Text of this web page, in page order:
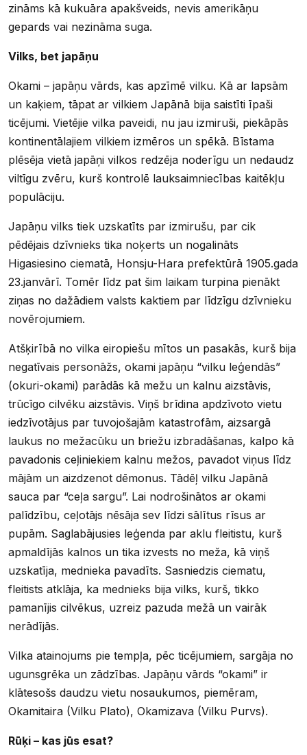
zināms kā kukuāra apakšveids, nevis amerikāņu
gepards vai nezināma suga.
Vilks, bet japāņu
Okami – japāņu vārds, kas apzīmē vilku. Kā ar lapsām
un kaķiem, tāpat ar vilkiem Japānā bija saistīti īpaši
ticējumi. Vietējie vilka paveidi, nu jau izmiruši, piekāpās
kontinentālajiem vilkiem izmēros un spēkā. Bīstama
plēsēja vietā japāņi vilkos redzēja noderīgu un nedaudz
viltīgu zvēru, kurš kontrolē lauksaimniecības kaitēkļu
populāciju.
Japāņu vilks tiek uzskatīts par izmirušu, par cik
pēdējais dzīvnieks tika noķerts un nogalināts
Higasiesino ciematā, Honsju-Hara prefektūrā 1905.gada
23.janvārī. Tomēr līdz pat šim laikam turpina pienākt
ziņas no dažādiem valsts kaktiem par līdzīgu dzīvnieku
novērojumiem.
Atšķirībā no vilka eiropiešu mītos un pasakās, kurš bija
negatīvais personāžs, okami japāņu “vilku leģendās”
(okuri-okami) parādās kā mežu un kalnu aizstāvis,
trūcīgo cilvēku aizstāvis. Viņš brīdina apdzīvoto vietu
iedzīvotājus par tuvojošajām katastrofām, aizsargā
laukus no mežacūku un briežu izbradāšanas, kalpo kā
pavadonis ceļiniekiem kalnu mežos, pavadot viņus līdz
mājām un aizdzenot dēmonus. Tādēļ vilku Japānā
sauca par “ceļa sargu”. Lai nodrošinātos ar okami
palīdzību, ceļotājs nēsāja sev līdzi sālītus rīsus ar
pupām. Saglabājusies leģenda par aklu fleitistu, kurš
apmaldījās kalnos un tika izvests no meža, kā viņš
uzskatīja, mednieka pavadīts. Sasniedzis ciematu,
fleitists atklāja, ka mednieks bija vilks, kurš, tikko
pamanījis cilvēkus, uzreiz pazuda mežā un vairāk
nerādījās.
Vilka atainojums pie tempļa, pēc ticējumiem, sargāja no
ugunsgrēka un zādzības. Japāņu vārds “okami” ir
klātesošs daudzu vietu nosaukumos, piemēram,
Okamitaira (Vilku Plato), Okamizava (Vilku Purvs).
Rūķi – kas jūs esat?